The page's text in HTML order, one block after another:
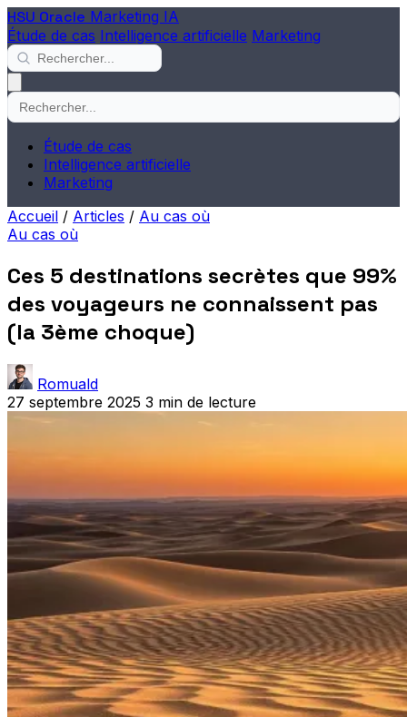
HSU Oracle Marketing IA
Étude de cas Intelligence artificielle Marketing
Étude de cas
Intelligence artificielle
Marketing
Accueil / Articles / Au cas où
Au cas où
Ces 5 destinations secrètes que 99%
des voyageurs ne connaissent pas
(la 3ème choque)
Romuald
27 septembre 2025 3 min de lecture